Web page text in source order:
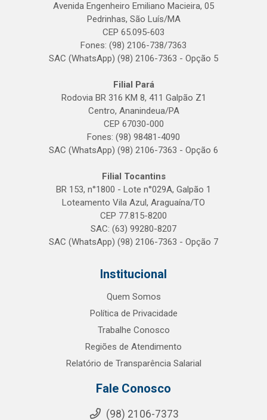
Avenida Engenheiro Emiliano Macieira, 05
Pedrinhas, São Luís/MA
CEP 65.095-603
Fones: (98) 2106-738/7363
SAC (WhatsApp) (98) 2106-7363 - Opção 5
Filial Pará
Rodovia BR 316 KM 8, 411 Galpão Z1
Centro, Ananindeua/PA
CEP 67030-000
Fones: (98) 98481-4090
SAC (WhatsApp) (98) 2106-7363 - Opção 6
Filial Tocantins
BR 153, n°1800 - Lote n°029A, Galpão 1
Loteamento Vila Azul, Araguaína/TO
CEP 77.815-8200
SAC: (63) 99280-8207
SAC (WhatsApp) (98) 2106-7363 - Opção 7
Institucional
Quem Somos
Política de Privacidade
Trabalhe Conosco
Regiões de Atendimento
Relatório de Transparência Salarial
Fale Conosco
(98) 2106-7373